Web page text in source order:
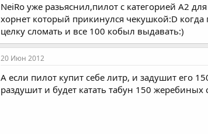
NeiRo уже разьяснил,пилот с категорией А2
хорнет который прикинулся чекушкой:D когда
целку сломать и все 100 кобыл выдавать:)
20 Июн 2012
А если пилот купит себе литр, и задушит его
раздушит и будет катать табун 150